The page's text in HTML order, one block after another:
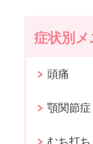
症状別メ
頭痛
顎関節症
むち打ち